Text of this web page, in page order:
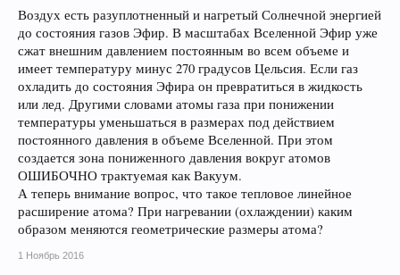
можно без всяких волшебных трюков уплотнять _газы_ путём
формирования из них тороидальных вихрей, а эфир, если ты опять не
забыл, у нас тоже газ.
Я тебе способ которым газ уплотняется в частицу "протон" на модели
продемонстрировал, а теперь ты хоть как-нибудь продемонстрируй или
опиши процесс сжимания эфира в атом водорода или протон в твоей
теории.
Воздух есть разуплотненный и нагретый Солнечной энергией
до состояния газов Эфир. В масштабах Вселенной Эфир уже
сжат внешним давлением постоянным во всем объеме и
имеет температуру минус 270 градусов Цельсия. Если газ
охладить до состояния Эфира он превратиться в жидкость
или лед. Другими словами атомы газа при понижении
температуры уменьшаться в размерах под действием
постоянного давления в объеме Вселенной. При этом
создается зона пониженного давления вокруг атомов
ОШИБОЧНО трактуемая как Вакуум.
А теперь внимание вопрос, что такое тепловое линейное
расширение атома? При нагревании (охлаждении) каким
образом меняются геометрические размеры атома?
1 Ноябрь 2016